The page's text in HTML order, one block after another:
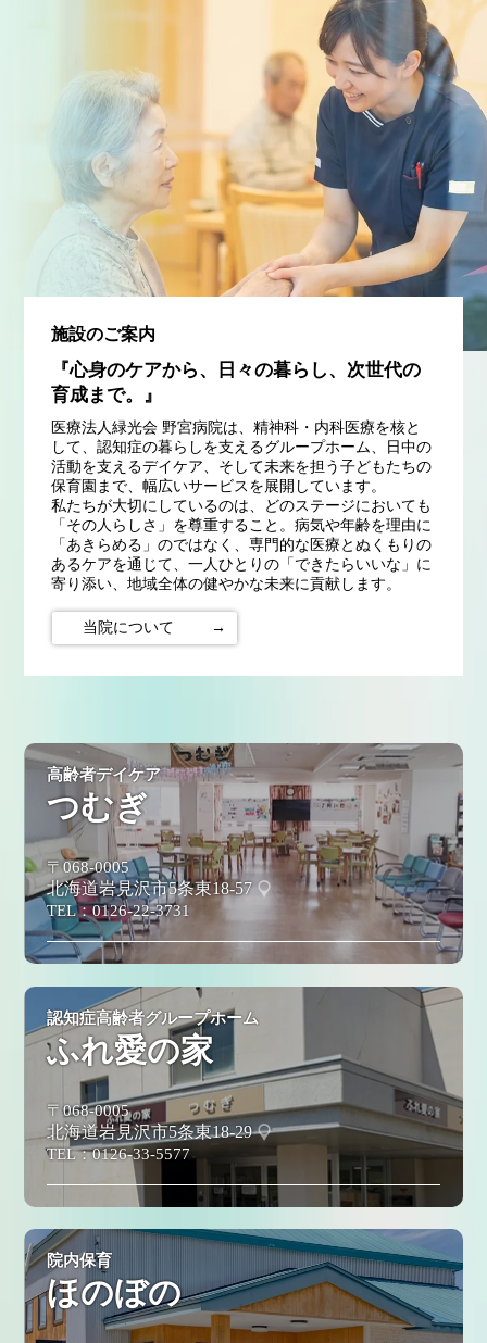
施設のご案内
『心身のケアから、日々の暮らし、次世代の
育成まで。』
医療法人緑光会 野宮病院は、精神科・内科医療を核と
して、認知症の暮らしを支えるグループホーム、日中の
活動を支えるデイケア、そして未来を担う子どもたちの
保育園まで、幅広いサービスを展開しています。
私たちが大切にしているのは、どのステージにおいても
「その人らしさ」を尊重すること。病気や年齢を理由に
「あきらめる」のではなく、専門的な医療とぬくもりの
あるケアを通じて、一人ひとりの「できたらいいな」に
寄り添い、地域全体の健やかな未来に貢献します。
当院について →
高齢者デイケア
つむぎ
〒068-0005
北海道岩見沢市5条東18-57
TEL：0126-22-3731
認知症高齢者グループホーム
ふれ愛の家
〒068-0005
北海道岩見沢市5条東18-29
TEL：0126-33-5577
院内保育
ほのぼの